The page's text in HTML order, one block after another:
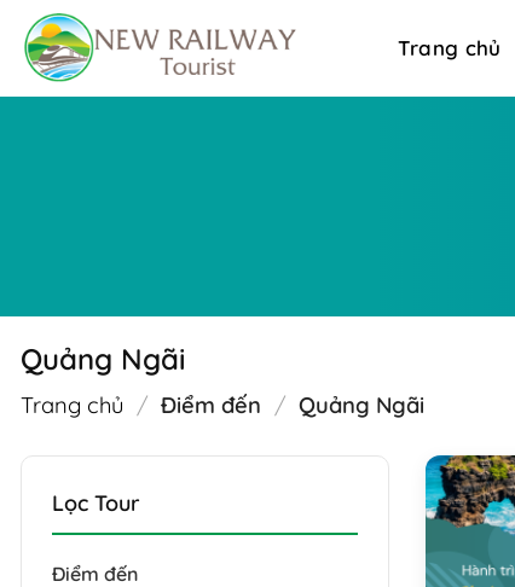
qua
dung
Trang chủ
Quảng Ngãi
Trang chủ / Điểm đến / Quảng Ngãi
Lọc Tour
Điểm đến